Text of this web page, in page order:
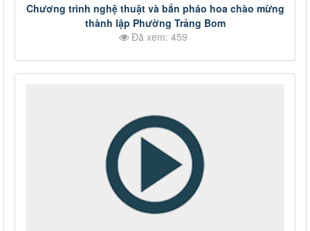
Chương trình nghệ thuật và bắn pháo hoa chào mừng
thành lập Phường Trảng Bom
Đã xem: 459